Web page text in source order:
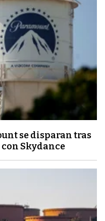
se disparan tras
Skydance